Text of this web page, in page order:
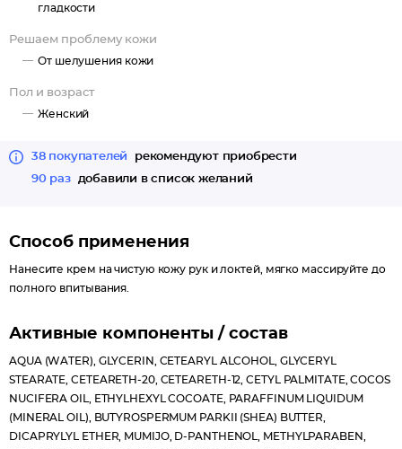
придает гладкость и бархатистость
гладкости
Решаем проблему кожи
От шелушения кожи
Пол и возраст
Женский
38 покупателей
рекомендуют приобрести
90 раз
добавили в список желаний
Способ применения
Нанесите крем на чистую кожу рук и локтей, мягко массируйте до
полного впитывания.
Активные компоненты / состав
AQUA (WATER), GLYCERIN, CETEARYL ALCOHOL, GLYCERYL
STEARATE, CETEARETH-20, CETEARETH-12, CETYL PALMITATE, COCOS
NUCIFERA OIL, ETHYLHEXYL COCOATE, PARAFFINUM LIQUIDUM
(MINERAL OIL), BUTYROSPERMUM PARKII (SHEA) BUTTER,
DICAPRYLYL ETHER, MUMIJO, D-PANTHENOL, METHYLPARABEN,